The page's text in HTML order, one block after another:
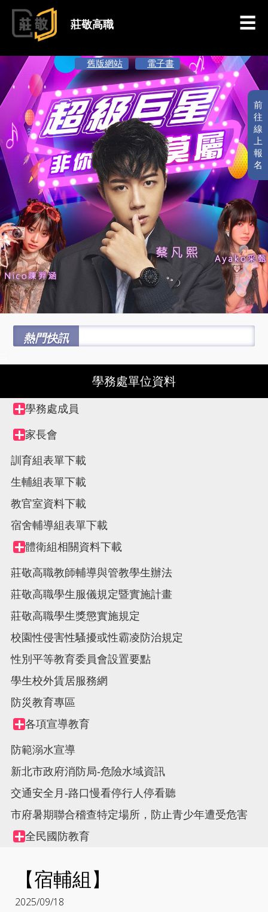
跳到主要內容
莊敬高職
前
往
線
上
報
名
舊版網站 電子書
熱門快訊
學務處單位資料
Collapse
node
Tree
view,
學務處成員
Collapse
node
家長會
訓育組表單下載
生輔組表單下載
教官室資料下載
宿舍輔導組表單下載
Collapse
node
體衛組相關資料下載
莊敬高職教師輔導與管教學生辦法
莊敬高職學生服儀規定暨實施計畫
莊敬高職學生獎懲實施規定
校園性侵害性騷擾或性霸凌防治規定
性別平等教育委員會設置要點
學生校外賃居服務網
防災教育專區
Collapse
node
各項宣導教育
防範溺水宣導
新北市政府消防局-危險水域資訊
交通安全月-路口慢看停行人停看聽
市府暑期聯合稽查特定場所，防止青少年遭受危害
Collapse
全民國防教育
【宿輔組】
2025/09/18